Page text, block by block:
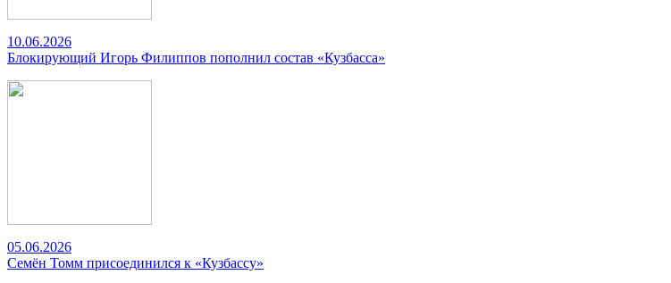
10.06.2026
Блокирующий Игорь Филиппов пополнил состав «Кузбасса»
05.06.2026
Семён Томм присоединился к «Кузбассу»